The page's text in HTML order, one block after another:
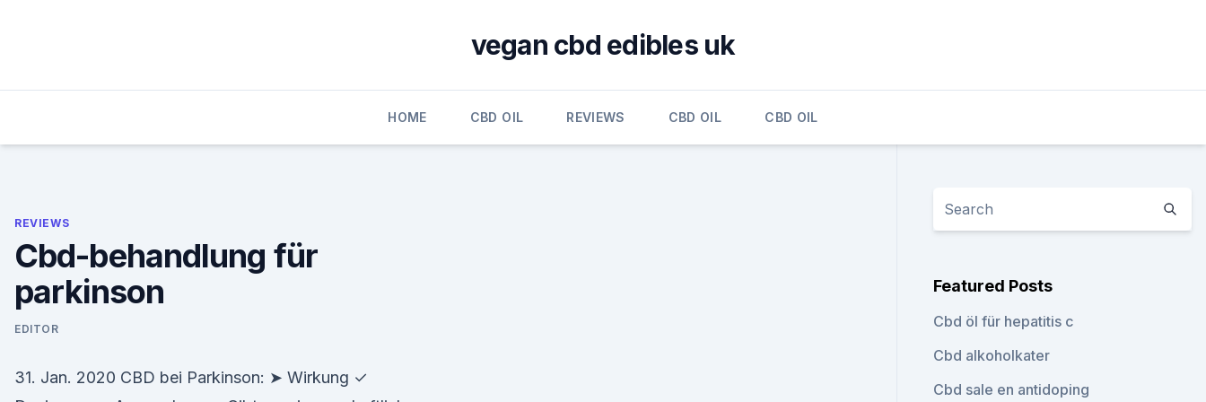
vegan cbd edibles uk
HOME CBD OIL REVIEWS CBD OIL CBD OIL
REVIEWS
Cbd-behandlung für
parkinson
EDITOR
31. Jan. 2020 CBD bei Parkinson: ➤ Wirkung ✓
Featured Posts
Cbd öl für hepatitis c
Cbd alkoholkater
Cbd sale en antidoping